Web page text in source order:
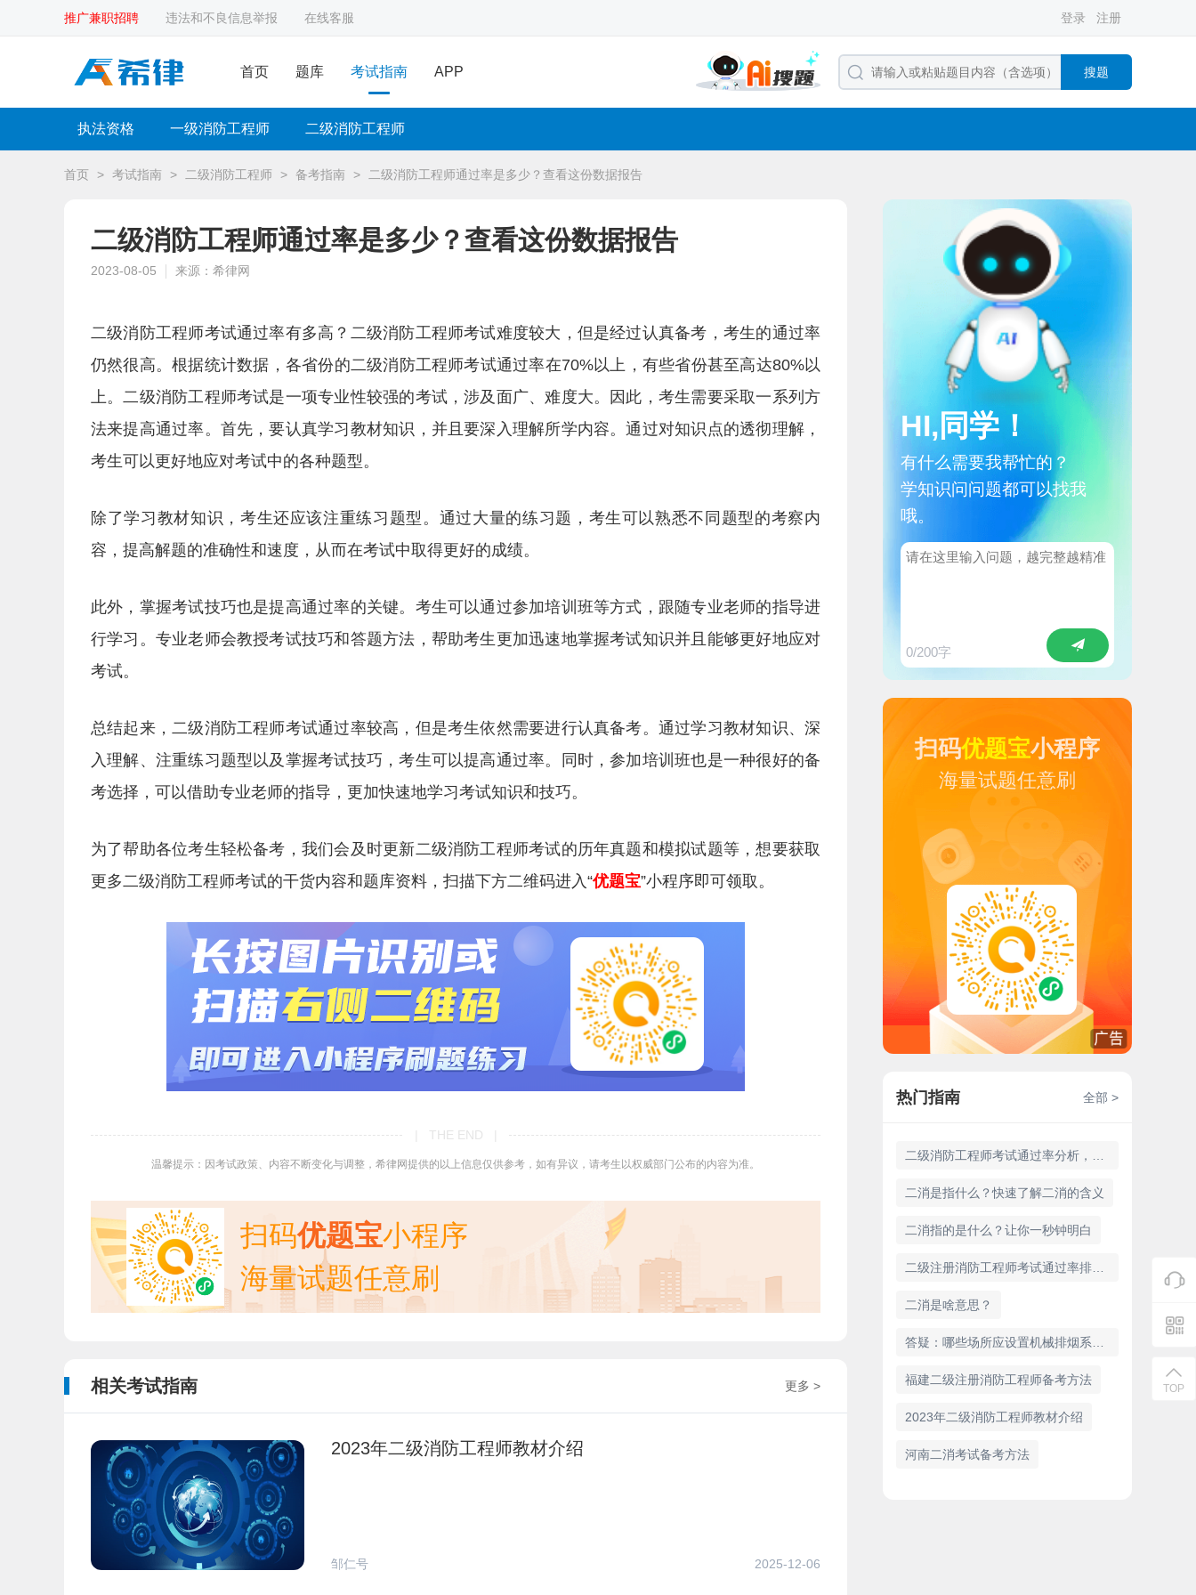
推广兼职招聘 违法和不良信息举报 在线客服 登录 注册
首页 题库 考试指南 APP 搜题
执法资格 一级消防工程师 二级消防工程师
首页 > 考试指南 > 二级消防工程师 > 备考指南 > 二级消防工程师通过率是多少？查看这份数据报告
二级消防工程师通过率是多少？查看这份数据报告
2023-08-05 来源：希律网
二级消防工程师考试通过率有多高？二级消防工程师考试难度较大，但是经过认真备考，考生的通过率
仍然很高。根据统计数据，各省份的二级消防工程师考试通过率在70%以上，有些省份甚至高达80%以
上。二级消防工程师考试是一项专业性较强的考试，涉及面广、难度大。因此，考生需要采取一系列方
法来提高通过率。首先，要认真学习教材知识，并且要深入理解所学内容。通过对知识点的透彻理解，
考生可以更好地应对考试中的各种题型。
除了学习教材知识，考生还应该注重练习题型。通过大量的练习题，考生可以熟悉不同题型的考察内
容，提高解题的准确性和速度，从而在考试中取得更好的成绩。
此外，掌握考试技巧也是提高通过率的关键。考生可以通过参加培训班等方式，跟随专业老师的指导进
行学习。专业老师会教授考试技巧和答题方法，帮助考生更加迅速地掌握考试知识并且能够更好地应对
考试。
总结起来，二级消防工程师考试通过率较高，但是考生依然需要进行认真备考。通过学习教材知识、深
入理解、注重练习题型以及掌握考试技巧，考生可以提高通过率。同时，参加培训班也是一种很好的备
考选择，可以借助专业老师的指导，更加快速地学习考试知识和技巧。
为了帮助各位考生轻松备考，我们会及时更新二级消防工程师考试的历年真题和模拟试题等，想要获取
更多二级消防工程师考试的干货内容和题库资料，扫描下方二维码进入“优题宝”小程序即可领取。
| THE END |
温馨提示：因考试政策、内容不断变化与调整，希律网提供的以上信息仅供参考，如有异议，请考生以权威部门公布的内容为准。
扫码优题宝小程序
海量试题任意刷
相关考试指南 更多 >
2023年二级消防工程师教材介绍
邹仁号 2025-12-06
HI,同学！
有什么需要我帮忙的？
学知识问问题都可以找我
哦。
0/200字
扫码优题宝小程序
海量试题任意刷
热门指南 全部 >
二消是指什么？快速了解二消的含义
二消指的是什么？让你一秒钟明白
二消是啥意思？
福建二级注册消防工程师备考方法
2023年二级消防工程师教材介绍
河南二消考试备考方法
TOP